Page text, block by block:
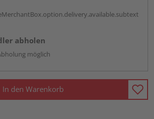
abholen
möglich
In den Warenkorb